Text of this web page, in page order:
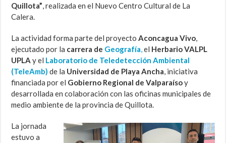
Quillota”, realizada en el Nuevo Centro Cultural de La
Calera.
La actividad forma parte del proyectoAconcagua Vivo,
ejecutado por la carrera de Geografía,el Herbario VALPL
UPLA y el Laboratorio de Teledetección Ambiental
(TeleAmb) de la Universidad de Playa Ancha, iniciativa
financiada por el Gobierno Regional de Valparaísoy
desarrollada en colaboración con las oficinas municipales de
medio ambiente de la provincia de Quillota.
La jornada
estuvo a